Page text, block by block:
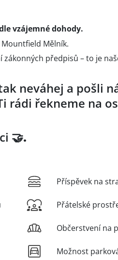
vzájemné dohody.
Mělník.
předpisů – to je
neváhej a pošli
rádi řekneme na
🤝.
Příspěvek na
Přátelské
Občerstvení na
Možnost